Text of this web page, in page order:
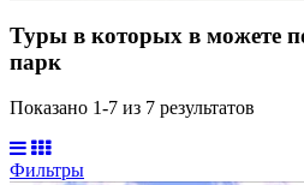
Туры в которых в можете
парк
Показано 1-7 из 7 результатов
Фильтры